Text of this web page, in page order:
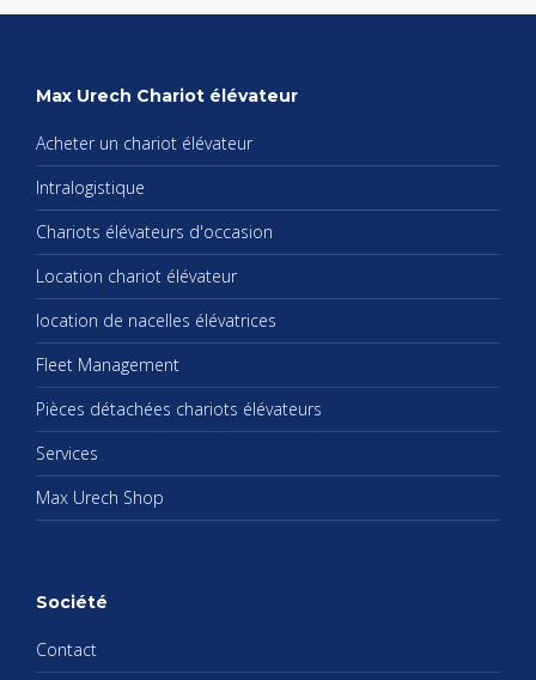
Max Urech Cha­riot élé­va­teur
Ache­ter un cha­riot élé­va­teur
Intra­lo­gis­tique
Cha­riots élé­va­teurs d'oc­ca­sion
Loca­tion cha­riot élé­va­teur
loca­tion de nacelles élé­va­trices
Fleet Mana­ge­ment
Pièces déta­chées cha­riots élé­va­teurs
Ser­vices
Max Urech Shop
Société
Contact